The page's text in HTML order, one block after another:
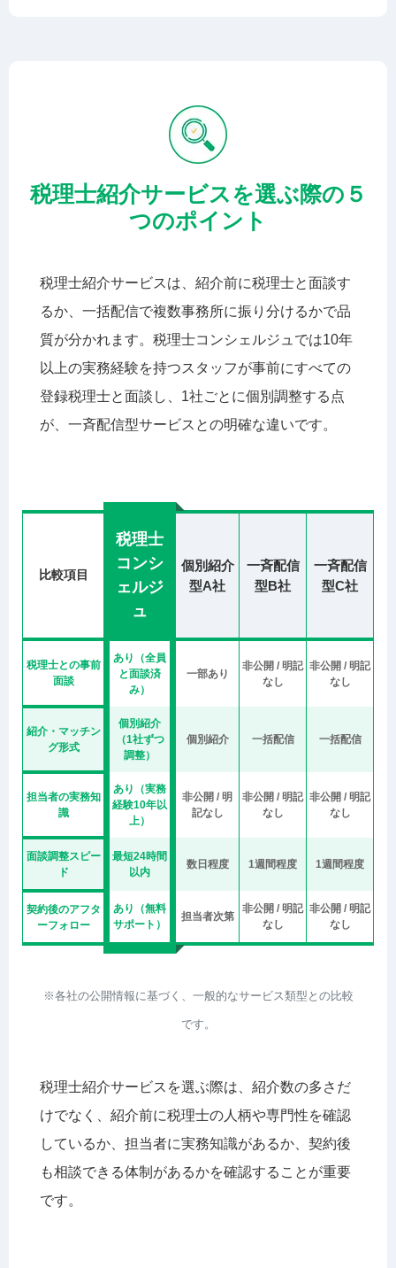
税理士紹介サービスを選ぶ際の５
つのポイント
税理士紹介サービスは、紹介前に税理士と面談す
るか、一括配信で複数事務所に振り分けるかで品
質が分かれます。税理士コンシェルジュでは10年
以上の実務経験を持つスタッフが事前にすべての
登録税理士と面談し、1社ごとに個別調整する点
が、一斉配信型サービスとの明確な違いです。
税理士コンシェルジュと一般的な税理士紹介サービス（
比較項目
税理士
コンシ
ェルジ
ュ
個別紹介
型A社
一斉配信
型B社
一斉配信
型C社
税理士との事前
面談
あり（全員
と面談済
み）
一部あり
非公開 / 明記
なし
非公開 / 明記
なし
紹介・マッチン
グ形式
個別紹介
（1社ずつ
調整）
個別紹介 一括配信 一括配信
担当者の実務知
識
あり（実務
経験10年以
上）
非公開 / 明
記なし
非公開 / 明記
なし
非公開 / 明記
なし
面談調整スピー
ド
最短24時間
以内
数日程度 1週間程度 1週間程度
契約後のアフタ
ーフォロー
あり（無料
サポート）
担当者次第
非公開 / 明記
なし
非公開 / 明記
なし
※各社の公開情報に基づく、一般的なサービス類型との比較
です。
税理士紹介サービスを選ぶ際は、紹介数の多さだ
けでなく、紹介前に税理士の人柄や専門性を確認
しているか、担当者に実務知識があるか、契約後
も相談できる体制があるかを確認することが重要
です。